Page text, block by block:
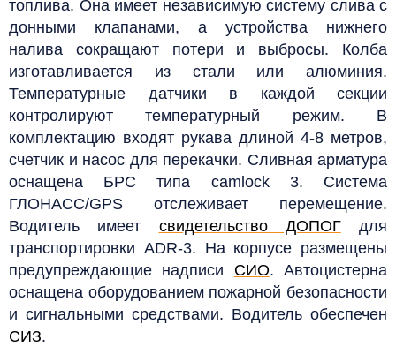
топлива. Она имеет независимую систему слива с
донными клапанами, а устройства нижнего
налива сокращают потери и выбросы. Колба
изготавливается из стали или алюминия.
Температурные датчики в каждой секции
контролируют температурный режим. В
комплектацию входят рукава длиной 4-8 метров,
счетчик и насос для перекачки. Сливная арматура
оснащена БРС типа camlock 3. Система
ГЛОНАСС/GPS отслеживает перемещение.
Водитель имеет свидетельство ДОПОГдля
транспортировки ADR-3. На корпусе размещены
предупреждающие надписи СИО. Автоцистерна
оснащена оборудованием пожарной безопасности
и сигнальными средствами. Водитель обеспечен
СИЗ.